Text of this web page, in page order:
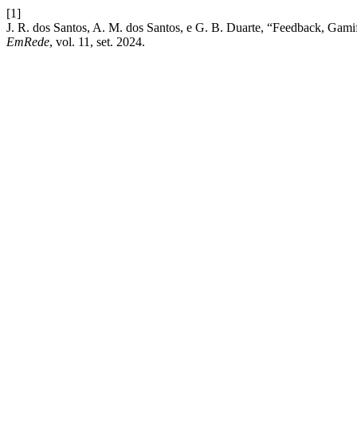
[1]
J. R. dos Santos, A. M. dos Santos, e G. B. Duarte, “Feedback,
EmRede, vol. 11, set. 2024.